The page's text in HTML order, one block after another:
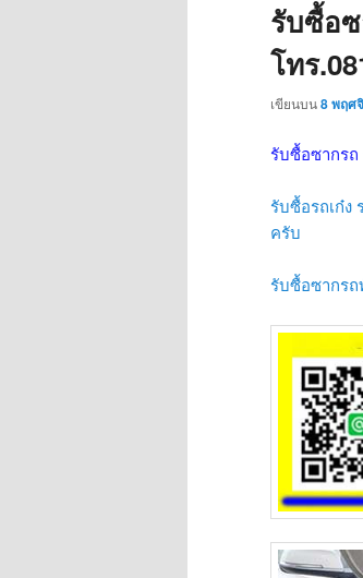
รับซื้อ
โทร
เขียนบน8 พฤศ
รับซื้อซากรถ
รับซื้อรถเก๋ง
ครับ
รับซื้อซากรถ